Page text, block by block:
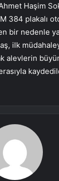
Haşim
384 plakalı
bir nedenle
ilk
alevlerin